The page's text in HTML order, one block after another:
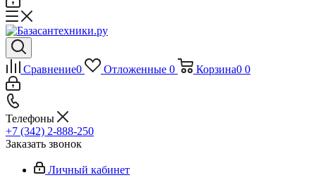
Сравнение0 Отложенные 0 Корзина0 0
Телефоны
+7 (342) 2-888-250
Заказать звонок
Личный кабинет